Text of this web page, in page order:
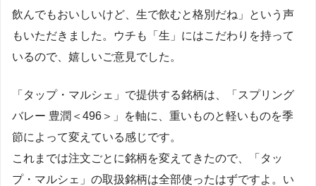
飲んでもおいしいけど、生で飲むと格別だね」という声
もいただきました。ウチも「生」にはこだわりを持って
いるので、嬉しいご意見でした。
「タップ・マルシェ」で提供する銘柄は、「スプリング
バレー 豊潤＜496＞」を軸に、重いものと軽いものを季
節によって変えている感じです。
これまでは注文ごとに銘柄を変えてきたので、「タッ
プ・マルシェ」の取扱銘柄は全部使ったはずですよ。い